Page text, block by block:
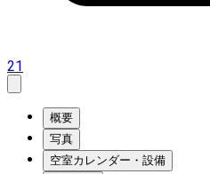
21
概要
写真
空室カレンダー・設備